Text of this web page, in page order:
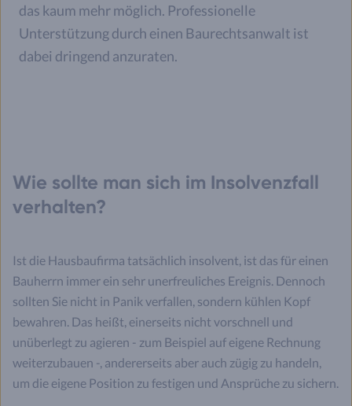
das kaum mehr möglich. Professionelle
Unterstützung durch einen Baurechtsanwalt ist
dabei dringend anzuraten.
Wie sollte man sich im Insolvenzfall
verhalten?
Ist die Hausbaufirma tatsächlich insolvent, ist das für einen
Bauherrn immer ein sehr unerfreuliches Ereignis. Dennoch
sollten Sie nicht in Panik verfallen, sondern kühlen Kopf
bewahren. Das heißt, einerseits nicht vorschnell und
unüberlegt zu agieren - zum Beispiel auf eigene Rechnung
weiterzubauen -, andererseits aber auch zügig zu handeln,
um die eigene Position zu festigen und Ansprüche zu sichern.